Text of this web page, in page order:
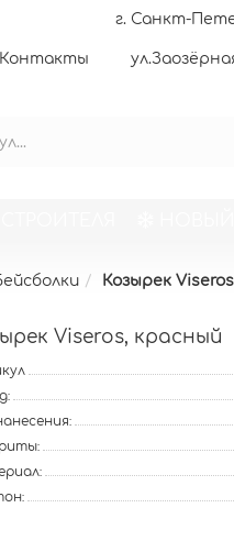
Контакты
г. Санкт-
Козырек
Viseros, красный